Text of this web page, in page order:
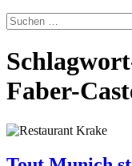
Suchen
nach:
Faber-